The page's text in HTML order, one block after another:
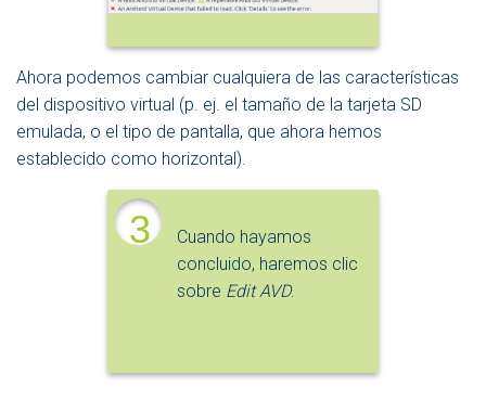
Ahora podemos cambiar cualquiera de las características
del dispositivo virtual (p. ej. el tamaño de la tarjeta SD
emulada, o el tipo de pantalla, que ahora hemos
establecido como horizontal).
3
Cuando hayamos
concluido, haremos clic
sobre Edit AVD.